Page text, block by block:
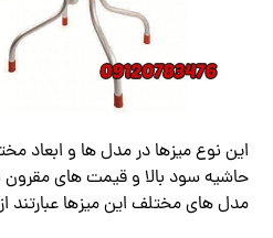
این نوع میزها در مدل ها و ابعاد
حاشیه سود بالا و قیمت های
مدل های مختلف این میزها عبارتند